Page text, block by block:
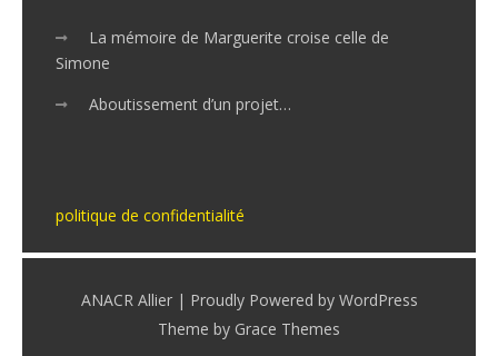
La mémoire de Marguerite croise celle de
Simone
Aboutissement d’un projet…
politique de confidentialité
ANACR Allier | Proudly Powered by WordPress
Theme by Grace Themes